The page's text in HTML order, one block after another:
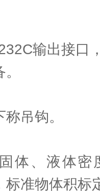
输出接口
吊钩。
、液体密
标准物体积标